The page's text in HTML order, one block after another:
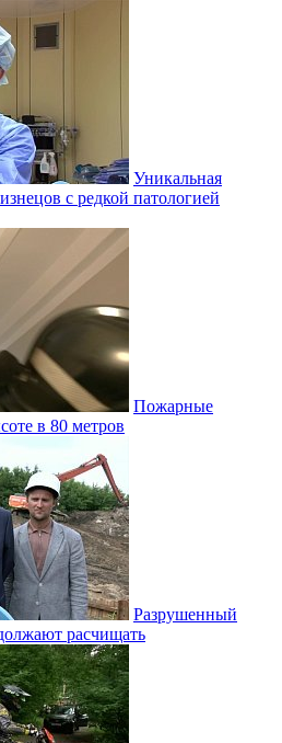
Уникальная
с редкой патологией
Пожарные
в 80 метров
Разрушенный
расчищать